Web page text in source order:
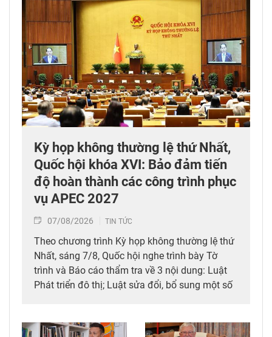
Kỳ họp không thường lệ thứ Nhất,
Quốc hội khóa XVI: Bảo đảm tiến
độ hoàn thành các công trình phục
vụ APEC 2027
07/08/2026 TIN TỨC
Theo chương trình Kỳ họp không thường lệ thứ
Nhất, sáng 7/8, Quốc hội nghe trình bày Tờ
trình và Báo cáo thẩm tra về 3 nội dung: Luật
Phát triển đô thị; Luật sửa đổi, bổ sung một số
nghiệp và môi trường; Luật sửa đổi, bổ sung